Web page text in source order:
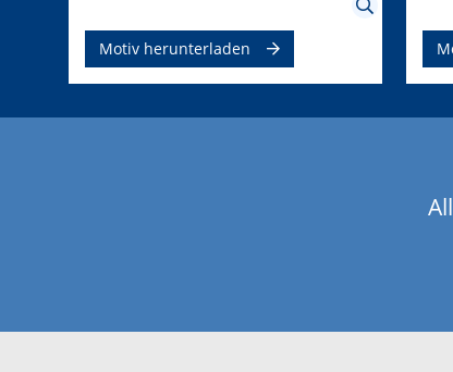
Motiv herunterladen